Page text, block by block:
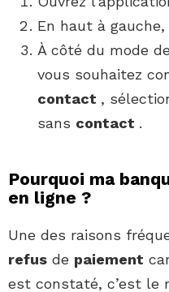
En haut à
À côté du mode de
vous souhaitez
contact ,
sans contact .
Pourquoi ma
en ligne ?
Une des raisons
refus de paiement
est constaté, c’est le